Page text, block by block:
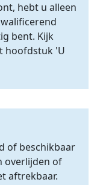
hebt u alleen
bent. Kijk
hoofdstuk 'U
of beschikbaar
overlijden of
aftrekbaar.